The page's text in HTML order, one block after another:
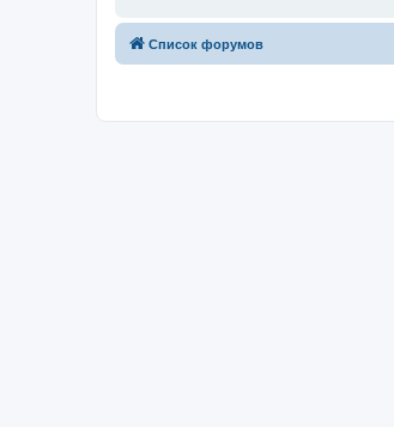
Список форумов